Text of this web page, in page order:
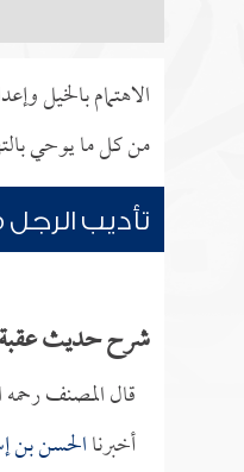
الاهتمام بالخيل
من كل ما يوحي
تأديب
شرح حديث عقبة
قال المصنف
أخبرناالحسن بن